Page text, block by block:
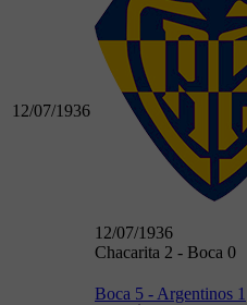
12/07/1936
12/07/1936
Chacarita 2 - Boca 0
Boca 5 - Argentinos 1